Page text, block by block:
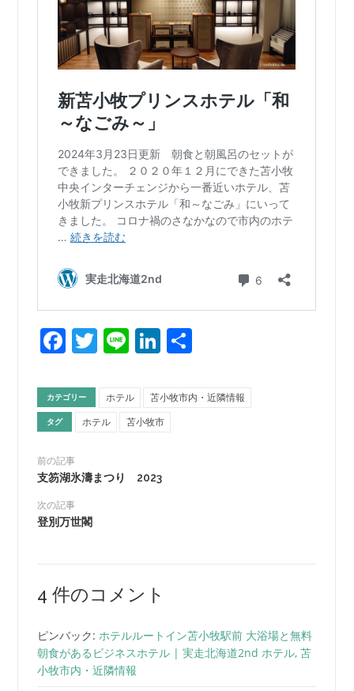
Facebook
Twitter
LineLinkedIn
共
カテゴリー ホテル 苫小牧市内・近隣情報
タグ ホテル 苫小牧市
前の記事
支笏湖氷濤まつり 2023
次の記事
登別万世閣
4 件のコメント
ピンバック: ホテルルートイン苫小牧駅前 大浴場と無料
朝食があるビジネスホテル | 実走北海道2nd ホテル, 苫
小牧市内・近隣情報